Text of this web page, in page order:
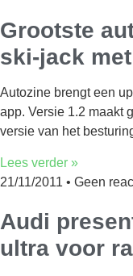
Grootste
ski-jack
Autozine brengt een
app. Versie 1.2 maakt
versie van het
Lees verder »
21/11/2011
Geen
Audi
ultra voor